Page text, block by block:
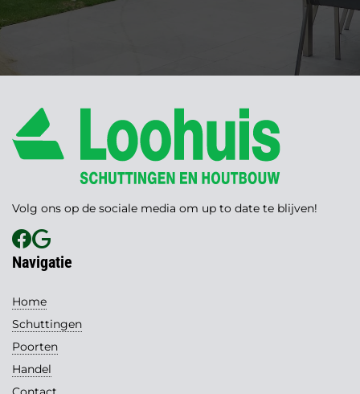
Volg ons op de sociale media om up to date te blijven!
Navigatie
Home
Schuttingen
Poorten
Handel